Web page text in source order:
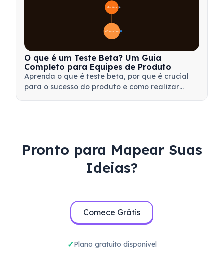
🎯 Importância
📋 Processo e Tipos
O que é um Teste Beta? Um Guia
Completo para Equipes de Produto
Aprenda o que é teste beta, por que é crucial
para o sucesso do produto e como realizar
Pronto para Mapear Suas
Ideias?
Comece Grátis
Plano gratuito disponível